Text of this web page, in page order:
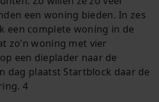
een woning bieden. In zes
een complete woning in de
zo’n woning met vier
een dieplader naar de
dag plaatst Startblock daar de
4